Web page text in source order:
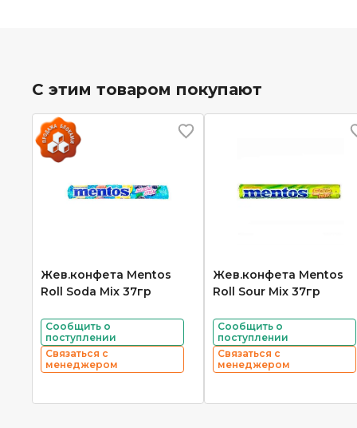
С этим товаром покупают
Жев.конфета Mentos
Roll Soda Mix 37гр
Сообщить о
поступлении
Связаться с
менеджером
Жев.конфета Mentos
Roll Sour Mix 37гр
Сообщить о
поступлении
Связаться с
менеджером